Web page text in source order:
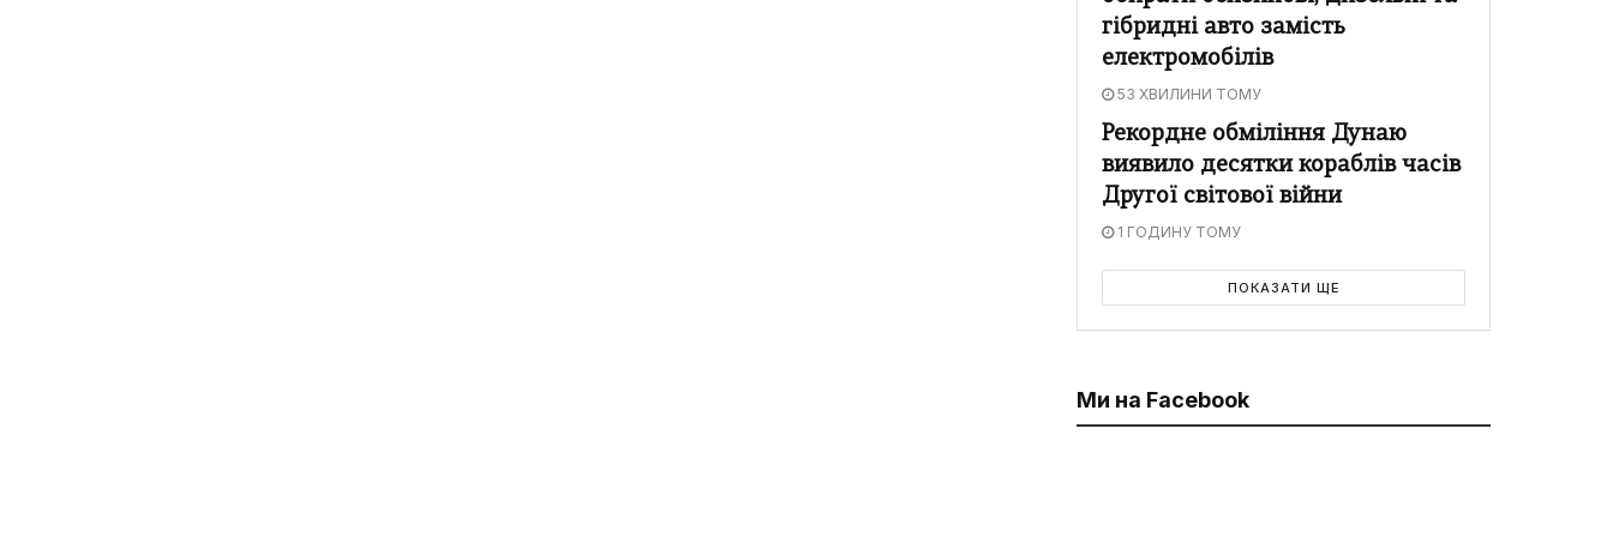
гібридні авто замість
електромобілів
53 ХВИЛИНИ ТОМУ
Рекордне обміління Дунаю
виявило десятки кораблів часів
Другої світової війни
1 ГОДИНУ ТОМУ
ПОКАЗАТИ ЩЕ
Ми на Facebook